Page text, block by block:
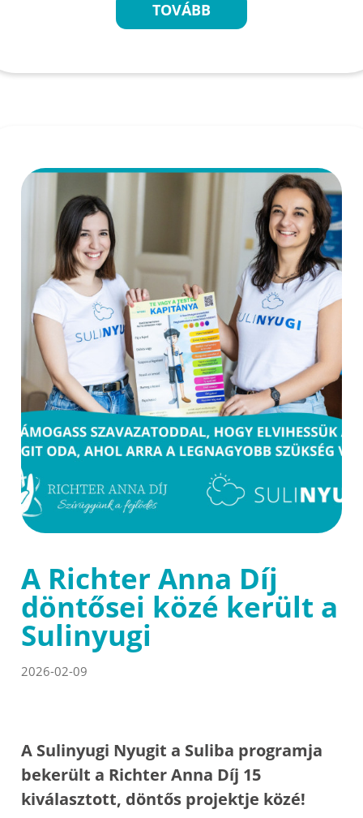
TOVÁBB
A Richter Anna Díj
döntősei közé került a
Sulinyugi
2026-02-09
A Sulinyugi Nyugit a Suliba programja
bekerült a Richter Anna Díj 15
kiválasztott, döntős projektje közé!